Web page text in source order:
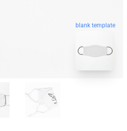
blank template